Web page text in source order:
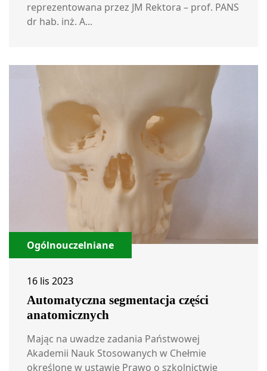
reprezentowana przez JM Rektora – prof. PANS
dr hab. inż. A...
Ogólnouczelniane
16 lis 2023
Automatyczna segmentacja części
anatomicznych
Mając na uwadze zadania Państwowej
Akademii Nauk Stosowanych w Chełmie
określone w ustawie Prawo o szkolnictwie